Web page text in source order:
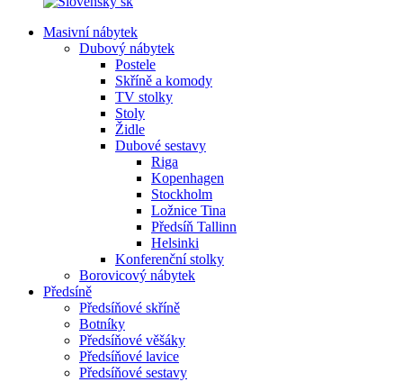
Masivní nábytek
Dubový nábytek
Postele
Skříně a komody
TV stolky
Stoly
Židle
Dubové sestavy
Riga
Kopenhagen
Stockholm
Ložnice Tina
Předsíň Tallinn
Helsinki
Konferenční stolky
Borovicový nábytek
Předsíně
Předsíňové skříně
Botníky
Předsíňové věšáky
Předsíňové lavice
Předsíňové sestavy